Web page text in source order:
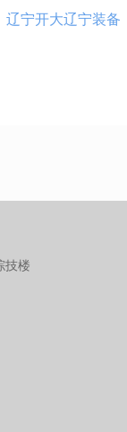
辽宁开大辽宁装备
技楼